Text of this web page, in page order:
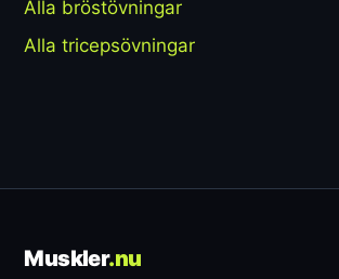
Alla bröstövningar
Alla tricepsövningar
Muskler.nu